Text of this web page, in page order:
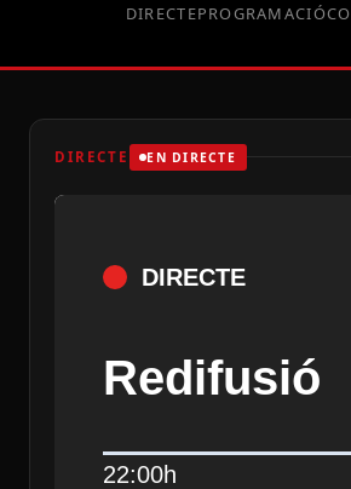
DIRECTEPROGRAMACIÓ
DIRECTE EN DIRECTE
DIRECTE
Redifusió
22:00h